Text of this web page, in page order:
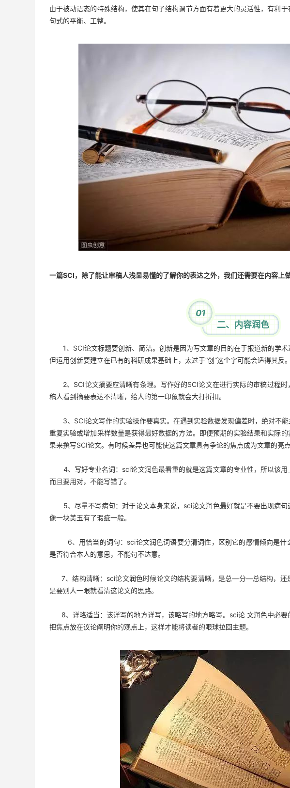
由于被动语态的特殊结构，使其在句子结构调节方面有着更大的灵活性，有利
句式的平衡、工整。
一篇SCI，除了能让审稿人浅显易懂的了解你的表达之外，我们还需要在内容上做
01
二、内容润色
1、SCI论文标题要创新、简洁。创新是因为写文章的目的在于报道新的学术
但运用创新要建立在已有的科研成果基础上，太过于“创”这个字可能会适得其反。
2、SCI论文摘要应清晰有条理。写作好的SCI论文在进行实际的审稿过程时
稿人看到摘要表达不清晰，给人的第一印象就会大打折扣。
3、SCI论文写作的实验操作要真实。在遇到实验数据发现偏差时，绝对不能
重复实验或增加采样数量是获得最好数据的方法。即便预期的实验结果和实际
果来撰写SCI论文。有时候差异也可能使这篇文章具有争论的焦点成为文章的亮点
4、写好专业名词：sci论文润色最看重的就是这篇文章的专业性，所以该用
而且要用对，不能写错了。
5、尽量不写病句：对于论文本身来说，sci论文润色最好就是不要出现病句
像一块美玉有了瑕疵一般。
6、用恰当的词句：sci论文润色词语要分清词性，区别它的感情倾向是什
是否符合本人的意思，不能句不达意。
7、结构清晰：sci论文润色时候论文的结构要清晰，是总—分—总结构，还
是要别人一眼就看清这论文的思路。
8、详略适当：该详写的地方详写，该略写的地方略写。sci论 文润色中必要
把焦点放在议论阐明你的观点上，这样才能将读者的眼球拉回主题。